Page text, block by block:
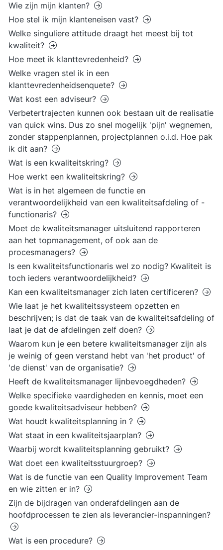
Wie zijn mijn klanten?
Hoe stel ik mijn klanteneisen vast?
Welke singuliere attitude draagt het meest bij tot
kwaliteit?
Hoe meet ik klanttevredenheid?
Welke vragen stel ik in een
klanttevredenheidsenquete?
Wat kost een adviseur?
Verbetertrajecten kunnen ook bestaan uit de realisatie
van quick wins. Dus zo snel mogelijk 'pijn' wegnemen,
zonder stappenplannen, projectplannen o.i.d. Hoe pak
ik dit aan?
Wat is een kwaliteitskring?
Hoe werkt een kwaliteitskring?
Wat is in het algemeen de functie en
verantwoordelijkheid van een kwaliteitsafdeling of -
functionaris?
Moet de kwaliteitsmanager uitsluitend rapporteren
aan het topmanagement, of ook aan de
procesmanagers?
Is een kwaliteitsfunctionaris wel zo nodig? Kwaliteit is
toch ieders verantwoordelijkheid?
Kan een kwaliteitsmanager zich laten certificeren?
Wie laat je het kwaliteitssysteem opzetten en
beschrijven; is dat de taak van de kwaliteitsafdeling of
laat je dat de afdelingen zelf doen?
Waarom kun je een betere kwaliteitsmanager zijn als
je weinig of geen verstand hebt van 'het product' of
'de dienst' van de organisatie?
Heeft de kwaliteitsmanager lijnbevoegdheden?
Welke specifieke vaardigheden en kennis, moet een
goede kwaliteitsadviseur hebben?
Wat houdt kwaliteitsplanning in ?
Wat staat in een kwaliteitsjaarplan?
Waarbij wordt kwaliteitsplanning gebruikt?
Wat doet een kwaliteitsstuurgroep?
Wat is de functie van een Quality Improvement Team
en wie zitten er in?
Zijn de bijdragen van onderafdelingen aan de
hoofdprocessen te zien als leverancier-inspanningen?
Wat is een procedure?